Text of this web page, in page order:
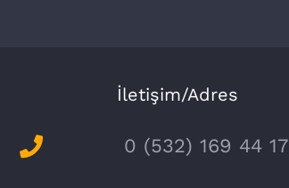
İletişim/Adres
0 (532) 169 44 17